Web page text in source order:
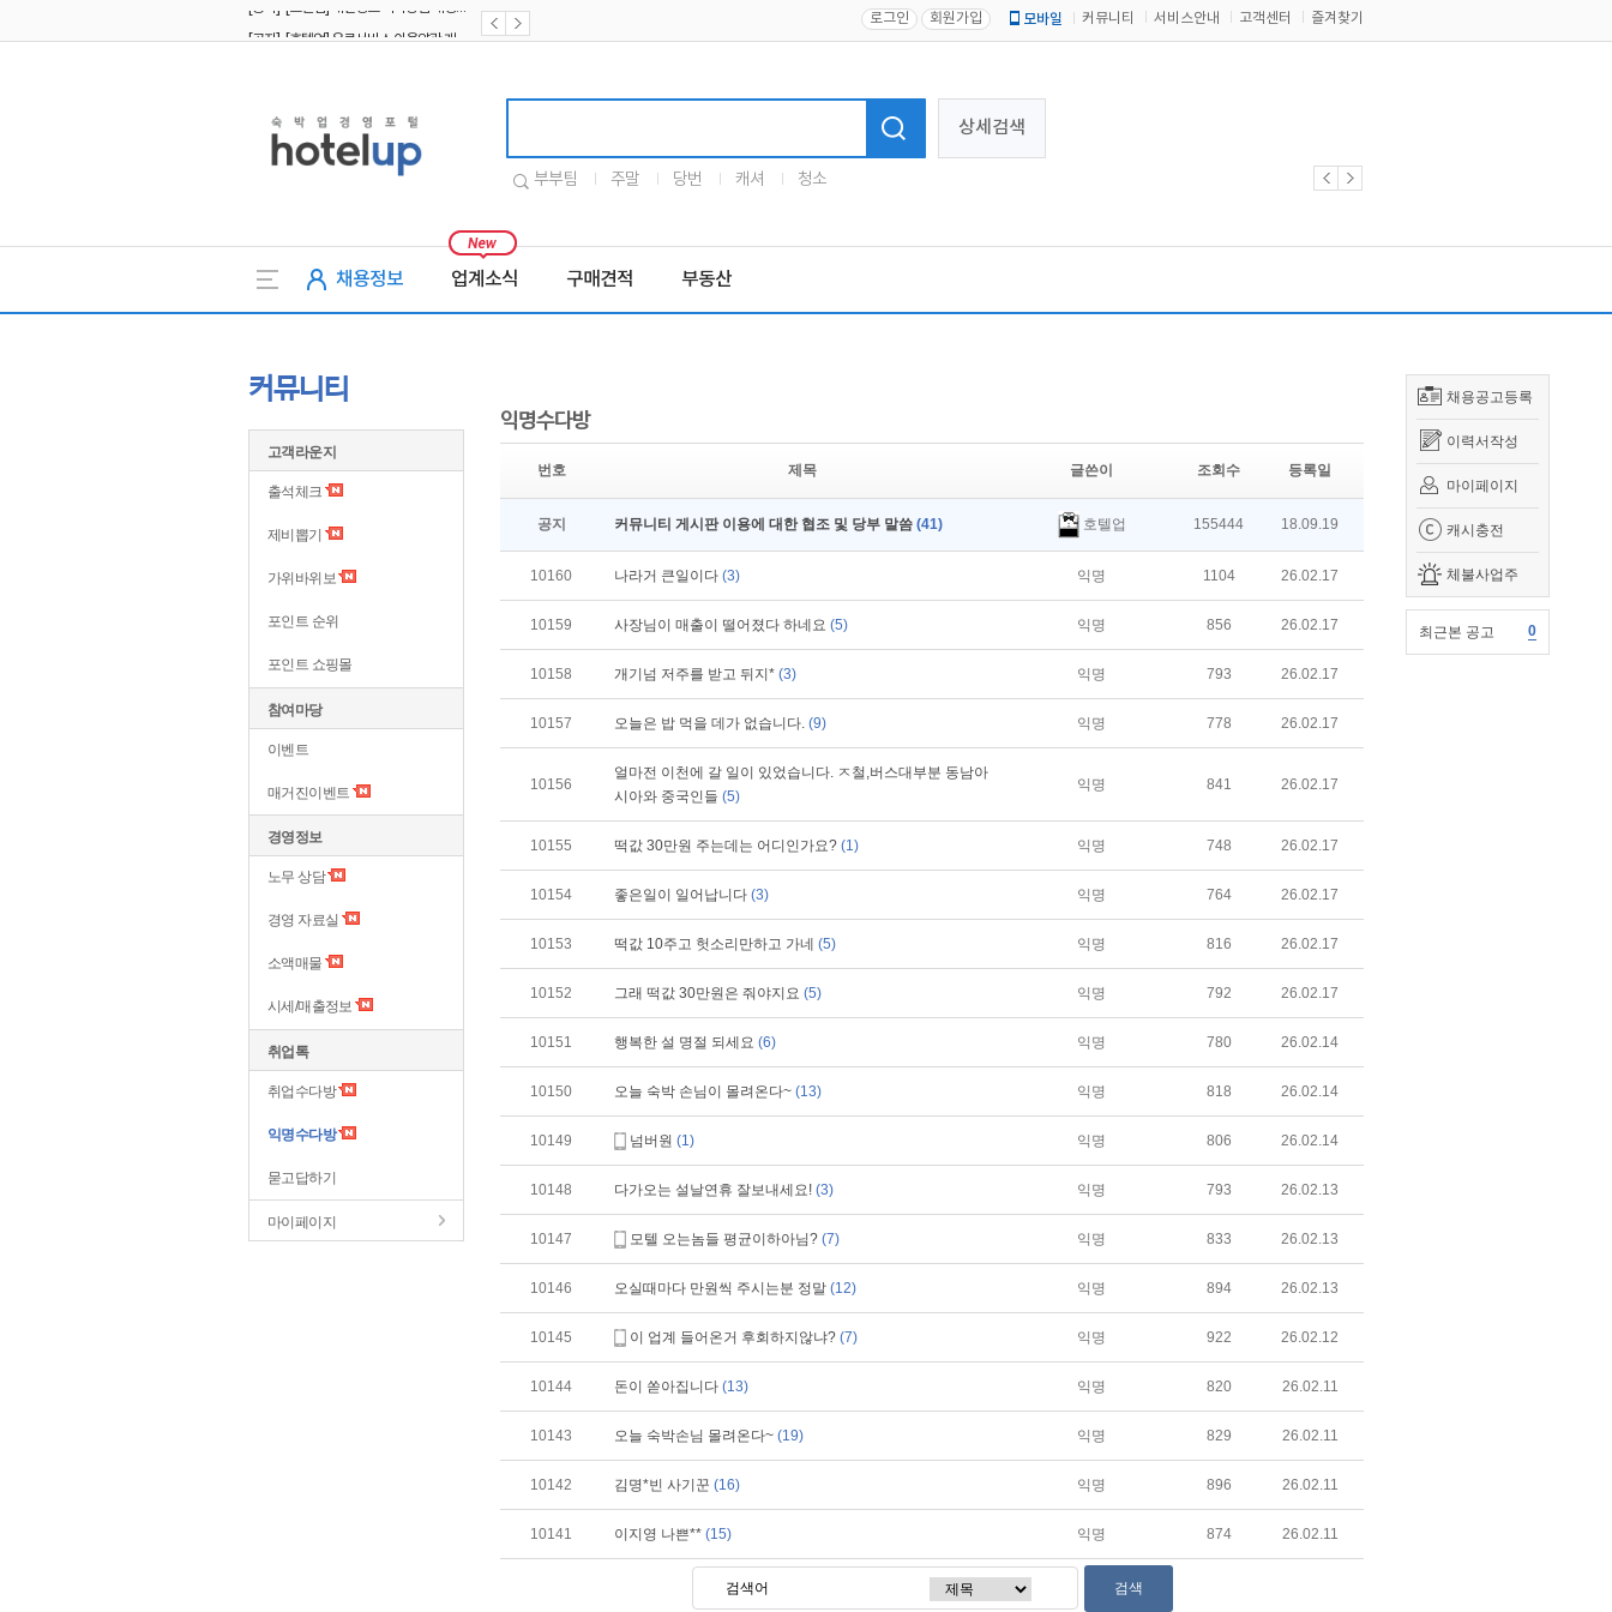
로그인 회원가입 모바일 커뮤니티 서비스안내 고객센터 즐겨찾기
상세검색
부부팀 주말 당번 캐셔 청소
채용정보 업계소식 구매견적 부동산
채용공고등록
이력서작성
마이페이지
캐시충전
체불사업주
최근본 공고 0
커뮤니티
고객라운지
출석체크
제비뽑기
가위바위보
포인트 순위
포인트 쇼핑몰
참여마당
이벤트
매거진이벤트
경영정보
노무 상담
경영 자료실
소액매물
시세/매출정보
취업톡
취업수다방
익명수다방
묻고답하기
마이페이지
익명수다방
번호 제목 글쓴이 조회수 등록일
공지 커뮤니티 게시판 이용에 대한 협조 및 당부 말씀 (41) 호텔업 155444 18.09.19
10160 나라거 큰일이다 (3) 익명 1104 26.02.17
10159 사장님이 매출이 떨어졌다 하네요 (5) 익명 856 26.02.17
10158 개기넘 저주를 받고 뒤지* (3) 익명 793 26.02.17
10157 오늘은 밥 먹을 데가 없습니다. (9) 익명 778 26.02.17
10156
얼마전 이천에 갈 일이 있었습니다. ㅈ철,버스대부분 동남아
시아와 중국인들 (5)
익명 841 26.02.17
10155 떡값 30만원 주는데는 어디인가요? (1) 익명 748 26.02.17
10154 좋은일이 일어납니다 (3) 익명 764 26.02.17
10153 떡값 10주고 헛소리만하고 가네 (5) 익명 816 26.02.17
10152 그래 떡값 30만원은 줘야지요 (5) 익명 792 26.02.17
10151 행복한 설 명절 되세요 (6) 익명 780 26.02.14
10150 오늘 숙박 손님이 몰려온다~ (13) 익명 818 26.02.14
10149 넘버원 (1) 익명 806 26.02.14
10148 다가오는 설날연휴 잘보내세요! (3) 익명 793 26.02.13
10147 모텔 오는놈들 평균이하아님? (7) 익명 833 26.02.13
10146 오실때마다 만원씩 주시는분 정말 (12) 익명 894 26.02.13
10145 이 업계 들어온거 후회하지않냐? (7) 익명 922 26.02.12
10144 돈이 쏟아집니다 (13) 익명 820 26.02.11
10143 오늘 숙박손님 몰려온다~ (19) 익명 829 26.02.11
10142 김명*빈 사기꾼 (16) 익명 896 26.02.11
10141 이지영 나쁜** (15) 익명 874 26.02.11